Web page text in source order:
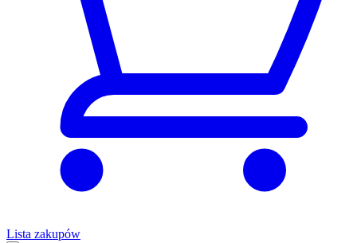
Lista zakupów